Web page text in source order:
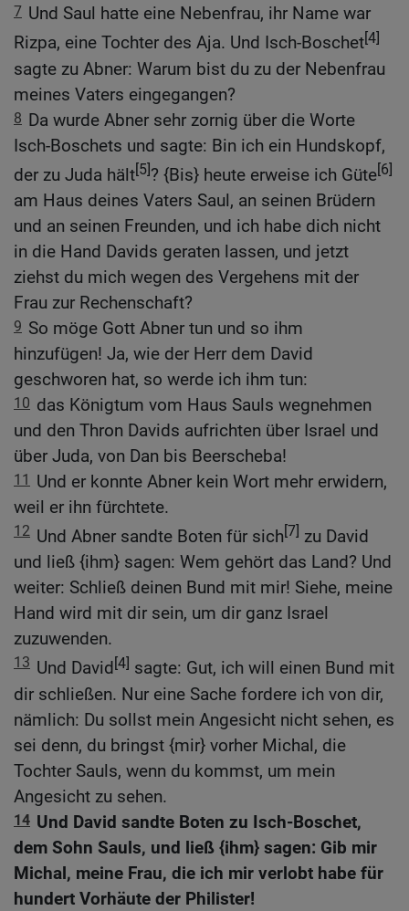
7 Und Saul hatte eine Nebenfrau, ihr Name war
Rizpa, eine Tochter des Aja. Und Isch-Boschet[4]
sagte zu Abner: Warum bist du zu der Nebenfrau
meines Vaters eingegangen?
8 Da wurde Abner sehr zornig über die Worte
Isch-Boschets und sagte: Bin ich ein Hundskopf,
der zu Juda hält[5]? {Bis} heute erweise ich Güte[6]
am Haus deines Vaters Saul, an seinen Brüdern
und an seinen Freunden, und ich habe dich nicht
in die Hand Davids geraten lassen, und jetzt
ziehst du mich wegen des Vergehens mit der
Frau zur Rechenschaft?
9 So möge Gott Abner tun und so ihm
hinzufügen! Ja, wie der Herr dem David
geschworen hat, so werde ich ihm tun:
10 das Königtum vom Haus Sauls wegnehmen
und den Thron Davids aufrichten über Israel und
über Juda, von Dan bis Beerscheba!
11 Und er konnte Abner kein Wort mehr erwidern,
weil er ihn fürchtete.
12 Und Abner sandte Boten für sich[7] zu David
und ließ {ihm} sagen: Wem gehört das Land? Und
weiter: Schließ deinen Bund mit mir! Siehe, meine
Hand wird mit dir sein, um dir ganz Israel
zuzuwenden.
13 Und David[4] sagte: Gut, ich will einen Bund mit
dir schließen. Nur eine Sache fordere ich von dir,
nämlich: Du sollst mein Angesicht nicht sehen, es
sei denn, du bringst {mir} vorher Michal, die
Tochter Sauls, wenn du kommst, um mein
Angesicht zu sehen.
14 Und David sandte Boten zu Isch-Boschet,
dem Sohn Sauls, und ließ {ihm} sagen: Gib mir
Michal, meine Frau, die ich mir verlobt habe für
hundert Vorhäute der Philister!